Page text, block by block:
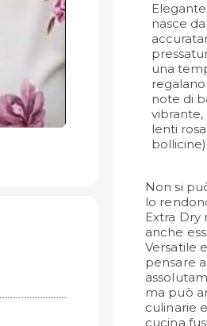
nasce
una
note di
lenti
Non si
lo
Extra Dry
anche
Versatile
pensare
ma può
culinarie
cucina